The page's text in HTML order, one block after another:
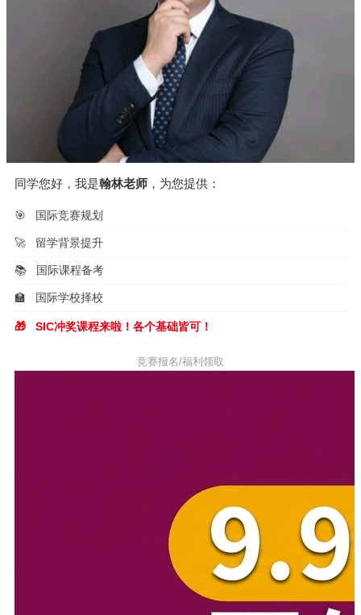
同学您好，我是翰林老师 ，为您提供：
🎯 国际竞赛规划
🚀 留学背景提升
📚 国际课程备考
🏫 国际学校择校
🎁 SIC冲奖课程来啦！各个基础皆可！
竞赛报名/福利领取